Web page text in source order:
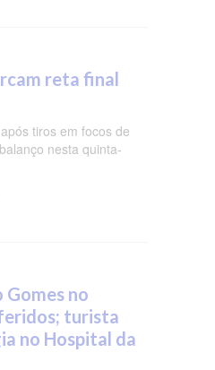
reta final
tiros em focos de
nesta quinta-
no
turista
no Hospital da